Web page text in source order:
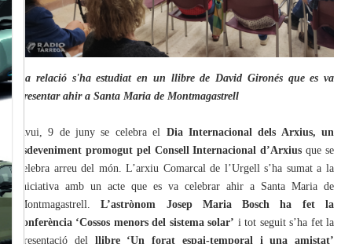
La relació s'ha estudiat en un llibre de David Gironés que es va
presentar ahir a Santa Maria de Montmagastrell
Avui, 9 de juny se celebra el Dia Internacional dels Arxius, un
esdeveniment promogut pel Consell Internacional d’Arxius que se
celebra arreu del món. L’arxiu Comarcal de l’Urgell s’ha sumat a la
iniciativa amb un acte que es va celebrar ahir a Santa Maria de
Montmagastrell.L’astrònom Josep Maria Bosch ha fet la
conferència ‘Cossos menors del sistema solar’ i tot seguit s’ha fet la
presentació delllibre ‘Un forat espai-temporal i una amistat’